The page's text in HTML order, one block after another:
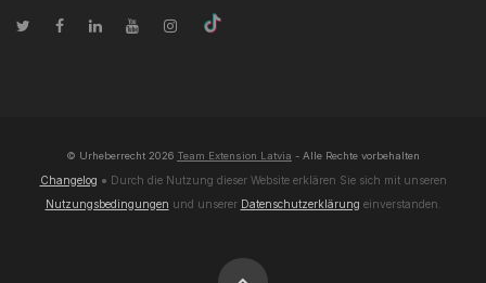
© Urheberrecht 2026 Team Extension Latvia - Alle Rechte vorbehalten
Changelog ● Durch die Nutzung dieser Website erklären Sie sich mit unseren
Nutzungsbedingungen und unserer Datenschutzerklärung einverstanden.